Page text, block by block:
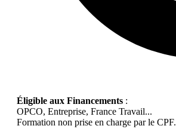
Éligible aux Financements :
OPCO, Entreprise, France Travail...
Formation non prise en charge par le CPF.